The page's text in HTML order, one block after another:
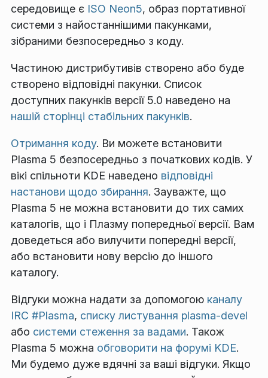
середовище є ISO Neon5, образ портативної
системи з найостаннішими пакунками,
зібраними безпосередньо з коду.
Частиною дистрибутивів створено або буде
створено відповідні пакунки. Список
доступних пакунків версії 5.0 наведено на
нашій сторінці стабільних пакунків.
Отримання коду. Ви можете встановити
Plasma 5 безпосередньо з початкових кодів. У
вікі спільноти KDE наведено відповідні
настанови щодо збирання. Зауважте, що
Plasma 5 не можна встановити до тих самих
каталогів, що і Плазму попередньої версії. Вам
доведеться або вилучити попередні версії,
або встановити нову версію до іншого
каталогу.
Відгуки можна надати за допомогою каналу
IRC #Plasma, списку листування plasma-devel
або системи стеження за вадами. Також
Plasma 5 можна обговорити на форумі KDE.
Ми будемо дуже вдячні за ваші відгуки. Якщо